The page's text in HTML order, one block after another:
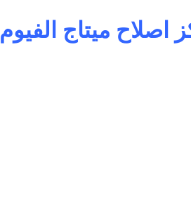
اصلاح ميتاج الفيوم